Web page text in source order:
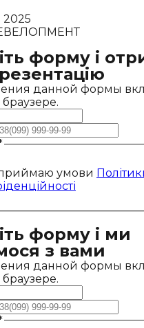
форму і
данной формы
умови
форму і ми
з вами
данной формы